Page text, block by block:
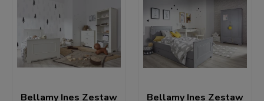
Bellamy Ines Zestaw Bellamy Ines Zestaw